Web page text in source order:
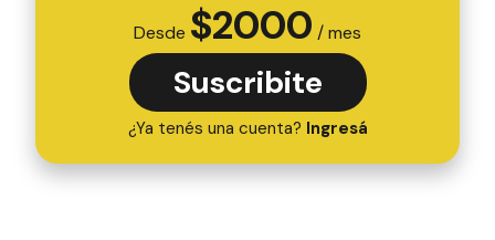
Desde $2000 / mes
Suscribite
¿Ya tenés una cuenta? Ingresá